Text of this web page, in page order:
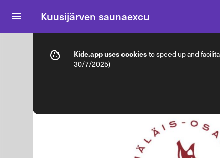
Kuusijärven saunaexcu
Kide.app uses cookiesto speed up and
30/7/2025)